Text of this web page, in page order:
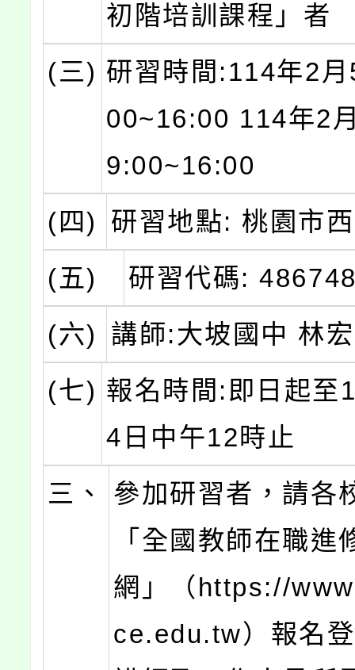
初階培訓課程」者
(三) 研習時間:114年2
00~16:00 114年2
9:00~16:00
(四)
研習地點: 桃園市
(五)
研習代碼:
(六)
講師:大坡國中 林
(七) 報名時間:即日起至
4日中午12時止
三、
參加研習者，請各
「全國教師在職進
網」（https://
ce.edu.tw）報名